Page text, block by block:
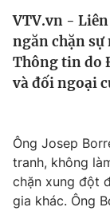
Thế giới
Tin tức
Câu chuyện
Tài chính
Thị trường
Góc doanh
Dữ liệu và đời
Truyền hình
VTV.vn -
ngăn chặn
Thông tin do
và đối ngoại
Ông Josep
tranh, không
chặn xung đột
gia khác. Ông